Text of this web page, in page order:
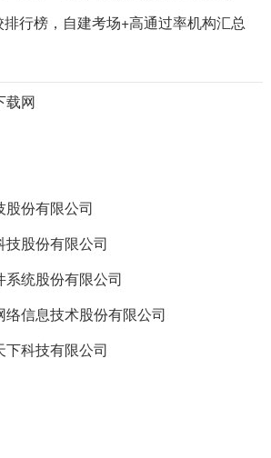
行榜，自建考场+高通过率机构汇总
载网
股份有限公司
技股份有限公司
系统股份有限公司
络信息技术股份有限公司
下科技有限公司